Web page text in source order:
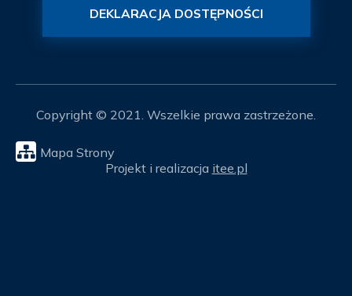
DEKLARACJA DOSTĘPNOŚCI
Copyright © 2021. Wszelkie prawa zastrzeżone.
Mapa Strony
Projekt i realizacja itee.pl